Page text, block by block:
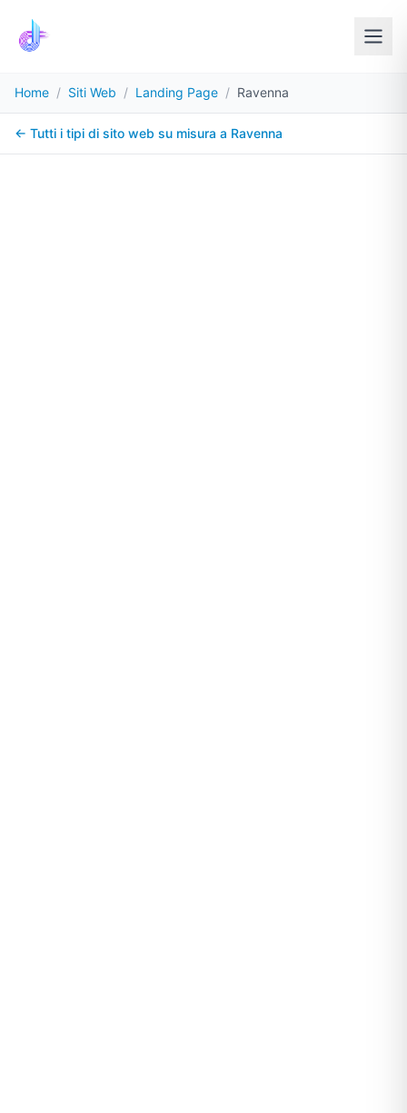
Home / Siti Web / Landing Page / Ravenna
← Tutti i tipi di sito web su misura a Ravenna